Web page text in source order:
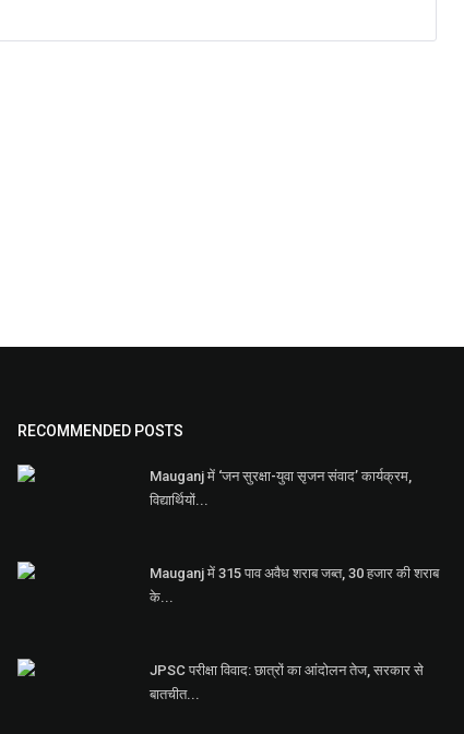
RECOMMENDED POSTS
Mauganj में ‘जन सुरक्षा-युवा सृजन संवाद’ कार्यक्रम,
विद्यार्थियों...
Mauganj में 315 पाव अवैध शराब जब्त, 30 हजार की शराब
के...
JPSC परीक्षा विवाद: छात्रों का आंदोलन तेज, सरकार से
बातचीत...